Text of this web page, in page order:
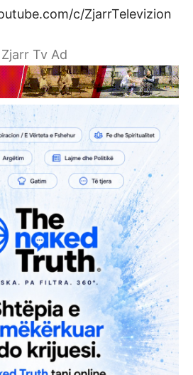
c/ZjarrTelevizion
Zjarr Tv Ad